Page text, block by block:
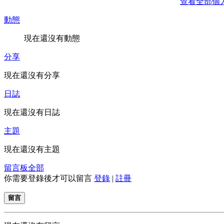
動態
現在還沒有動態
分享
現在還沒有分享
日誌
現在還沒有日誌
主題
現在還沒有主題
留言板全部
你需要登錄後才可以留言 登錄 | 註冊
留言